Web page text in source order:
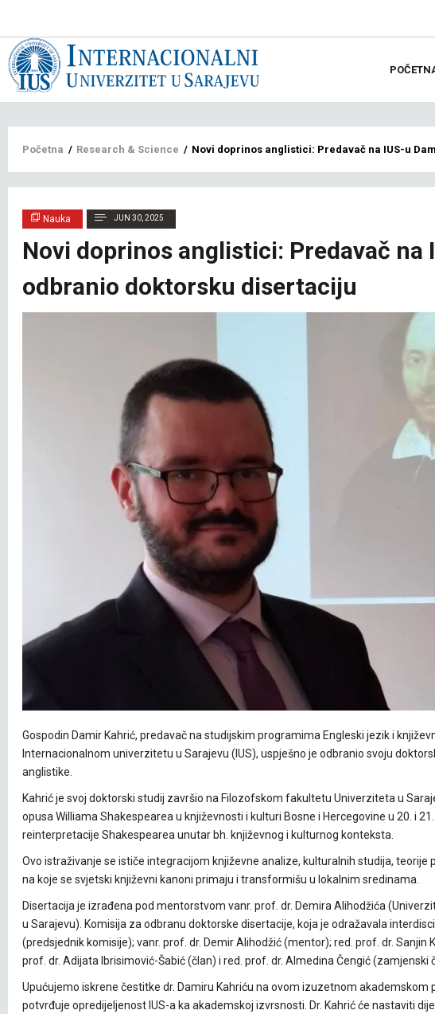
Breadcrumb
Početna / Research & Science / Novi doprinos anglistici: Predavač na IUS-u
Nauka JUN 30, 2025
Novi doprinos anglistici: Predavač na
odbranio doktorsku disertaciju
Gospodin Damir Kahrić, predavač na studijskim programima Engleski jezik i
Internacionalnom univerzitetu u Sarajevu (IUS), uspješno je odbranio svoju
anglistike.
Kahrić je svoj doktorski studij završio na Filozofskom fakultetu Univerziteta u
opusa Williama Shakespearea u književnosti i kulturi Bosne i Hercegovine u 20. i
reinterpretacije Shakespearea unutar bh. književnog i kulturnog konteksta.
Ovo istraživanje se ističe integracijom književne analize, kulturalnih studija,
na koje se svjetski književni kanoni primaju i transformišu u lokalnim sredinama.
Disertacija je izrađena pod mentorstvom vanr. prof. dr. Demira Alihodžića
u Sarajevu). Komisija za odbranu doktorske disertacije, koja je odražavala
(predsjednik komisije); vanr. prof. dr. Demir Alihodžić (mentor); red. prof. dr.
prof. dr. Adijata Ibrisimović-Šabić (član) i red. prof. dr. Almedina Čengić (zamjenski
Upućujemo iskrene čestitke dr. Damiru Kahriću na ovom izuzetnom
potvrđuje opredijeljenost IUS-a ka akademskoj izvrsnosti. Dr. Kahrić će nastaviti